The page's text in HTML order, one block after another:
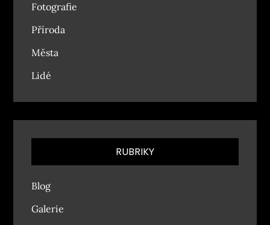
Fotografie
Příroda
Města
Lidé
RUBRIKY
Blog
Galerie